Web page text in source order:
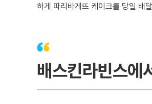
하게 파리바게뜨 케이크를 당일 배
배스킨라빈스에